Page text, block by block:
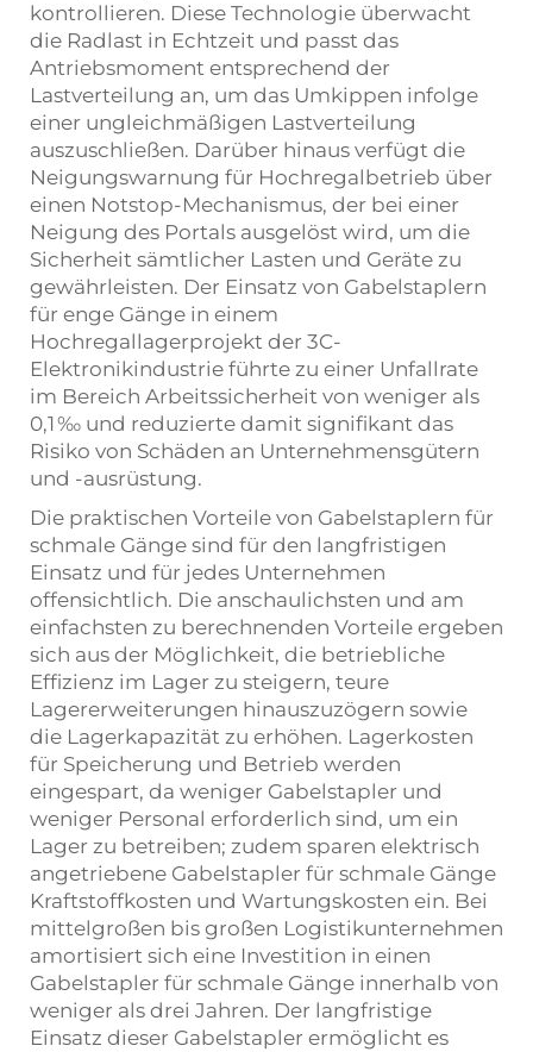
kontrollieren. Diese Technologie überwacht
die Radlast in Echtzeit und passt das
Antriebsmoment entsprechend der
Lastverteilung an, um das Umkippen infolge
einer ungleichmäßigen Lastverteilung
auszuschließen. Darüber hinaus verfügt die
Neigungswarnung für Hochregalbetrieb über
einen Notstop-Mechanismus, der bei einer
Neigung des Portals ausgelöst wird, um die
Sicherheit sämtlicher Lasten und Geräte zu
gewährleisten. Der Einsatz von Gabelstaplern
für enge Gänge in einem
Hochregallagerprojekt der 3C-
Elektronikindustrie führte zu einer Unfallrate
im Bereich Arbeitssicherheit von weniger als
0,1 ‰ und reduzierte damit signifikant das
Risiko von Schäden an Unternehmensgütern
und -ausrüstung.
Die praktischen Vorteile von Gabelstaplern für
schmale Gänge sind für den langfristigen
Einsatz und für jedes Unternehmen
offensichtlich. Die anschaulichsten und am
einfachsten zu berechnenden Vorteile ergeben
sich aus der Möglichkeit, die betriebliche
Effizienz im Lager zu steigern, teure
Lagererweiterungen hinauszuzögern sowie
die Lagerkapazität zu erhöhen. Lagerkosten
für Speicherung und Betrieb werden
eingespart, da weniger Gabelstapler und
weniger Personal erforderlich sind, um ein
Lager zu betreiben; zudem sparen elektrisch
angetriebene Gabelstapler für schmale Gänge
Kraftstoffkosten und Wartungskosten ein. Bei
mittelgroßen bis großen Logistikunternehmen
amortisiert sich eine Investition in einen
Gabelstapler für schmale Gänge innerhalb von
weniger als drei Jahren. Der langfristige
Einsatz dieser Gabelstapler ermöglicht es